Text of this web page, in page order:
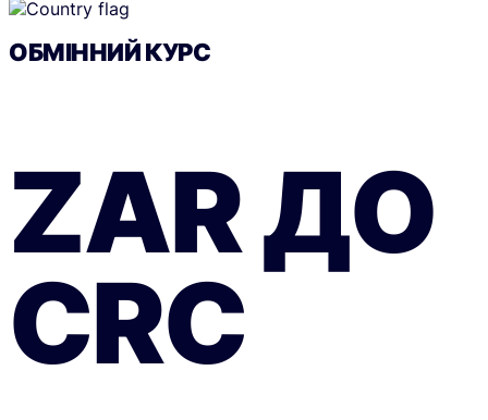
ОБМІННИЙ КУРС
ZARДО
CRC